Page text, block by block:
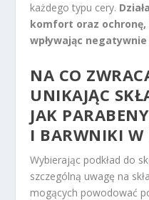
każdego typu cery.
komfort oraz ochronę,
wpływając
NA CO
UNIKAJĄC
JAK
I BARWNIKI W
Wybierając podkład do
szczególną uwagę na
mogących powodować